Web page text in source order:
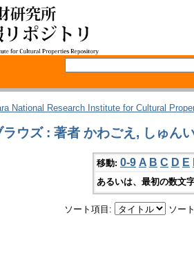
National Research Institute for Cultural
ラウズ : 著者 かわごえ, しゅん
移動: 0-9 A B C D E
あるいは、最初の数文
ソート項目: ソー